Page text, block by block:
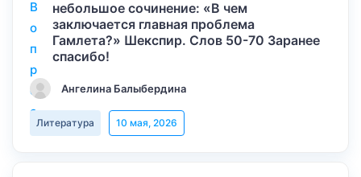
небольшое сочинение: «В чем
заключается главная проблема
Гамлета?» Шекспир. Слов 50-70 Заранее
спасибо!
Ангелина Балыбердина
Литература 10 мая, 2026